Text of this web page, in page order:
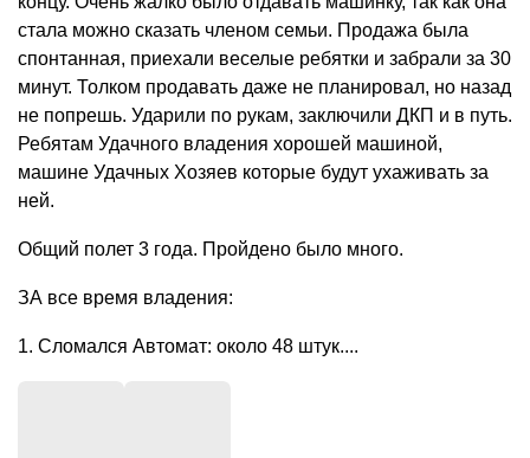
стала можно сказать членом семьи. Продажа была
спонтанная, приехали веселые ребятки и забрали за 30
минут. Толком продавать даже не планировал, но назад
не попрешь. Ударили по рукам, заключили ДКП и в путь.
Ребятам Удачного владения хорошей машиной,
машине Удачных Хозяев которые будут ухаживать за
ней.
Общий полет 3 года. Пройдено было много.
ЗА все время владения:
1. Сломался Автомат: около 48 штук....